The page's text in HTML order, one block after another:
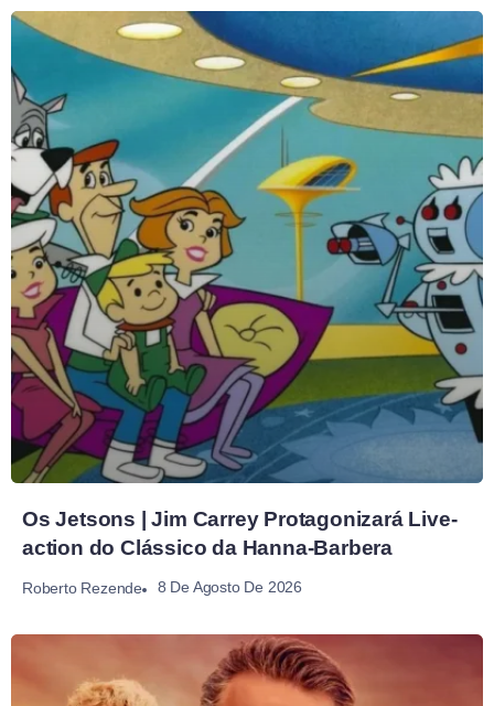
Os Jetsons | Jim Carrey Protagonizará Live-
action do Clássico da Hanna-Barbera
Roberto Rezende 8 De Agosto De 2026